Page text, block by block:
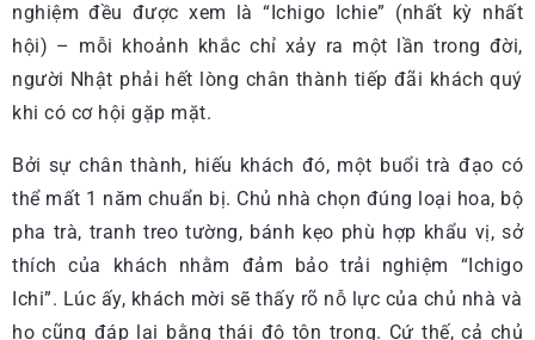
nghiệm đều được xem là “Ichigo Ichie” (nhất kỳ nhất
hội) – mỗi khoảnh khắc chỉ xảy ra một lần trong đời,
người Nhật phải hết lòng chân thành tiếp đãi khách quý
khi có cơ hội gặp mặt.
Bởi sự chân thành, hiếu khách đó, một buổi trà đạo có
thể mất 1 năm chuẩn bị. Chủ nhà chọn đúng loại hoa, bộ
pha trà, tranh treo tường, bánh kẹo phù hợp khẩu vị, sở
thích của khách nhằm đảm bảo trải nghiệm “Ichigo
Ichi”. Lúc ấy, khách mời sẽ thấy rõ nỗ lực của chủ nhà và
họ cũng đáp lại bằng thái độ tôn trọng. Cứ thế, cả chủ